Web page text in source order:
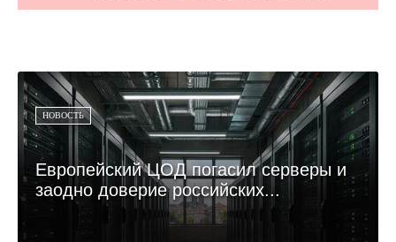
НОВОСТЬ
Европейский ЦОД погасил серверы и
заодно доверие российских...